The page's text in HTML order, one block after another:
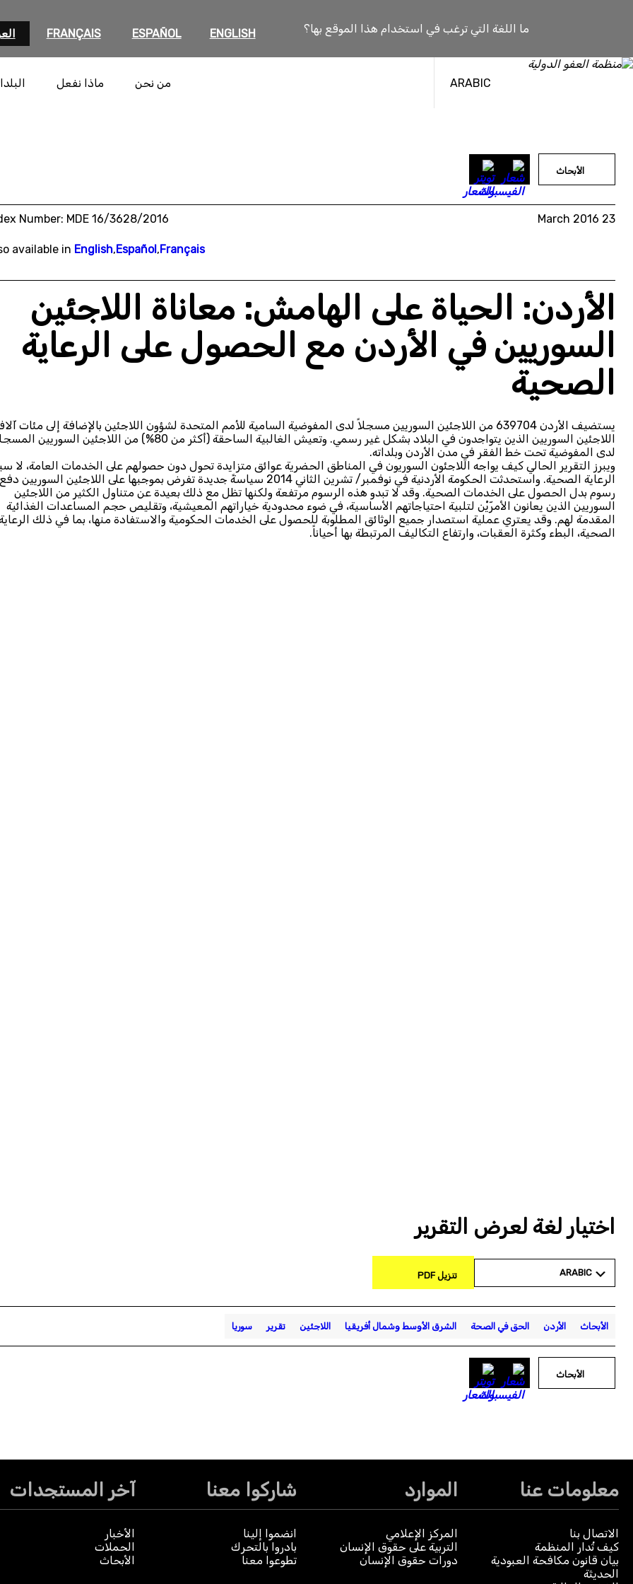
ما اللغة التي ترغب في استخدام هذا الموقع بها؟ ENGLISH
ESPAÑOL
FRANÇAIS
ARABIC من نحن ماذا نفعل
الأبحاث
23 March 2016
Number: MDE 16/3628/2016
available in English,Español,Français
الأردن: الحياة على الهامش: معاناة اللاجئين
السوريين في الأردن مع الحصول على الرعاية
الصحية
يستضيف الأردن 639704 من اللاجئين السوريين مسجلاً لدى المفوضية السامية للأمم المتحدة لشؤون اللاجئين بالإضافة إلى مئات
اللاجئين السوريين الذين يتواجدون في البلاد بشكل غير رسمي. وتعيش الغالبية الساحقة (أكثر من 80%) من اللاجئين
لدى المفوضية تحت خط الفقر في مدن الأردن وبلداته.
ويبرز التقرير الحالي كيف يواجه اللاجئون السوريون في المناطق الحضرية عوائق متزايدة تحول دون حصولهم على الخدمات العامة، لا
الرعاية الصحية. واستحدثت الحكومة الأردنية في نوفمبر/ تشرين الثاني 2014 سياسةً جديدة تفرض بموجبها على اللاجئين السوريين دفع
رسوم بدل الحصول على الخدمات الصحية. وقد لا تبدو هذه الرسوم مرتفعة ولكنها تظل مع ذلك بعيدة عن متناول الكثير من اللاجئين
السوريين الذين يعانون الأمرّيْن لتلبية احتياجاتهم الأساسية، في ضوء محدودية خياراتهم المعيشية، وتقليص حجم المساعدات الغذائية
المقدمة لهم. وقد يعتري عملية استصدار جميع الوثائق المطلوبة للحصول على الخدمات الحكومية والاستفادة منها، بما في ذلك
الصحية، البطء وكثرة العقبات، وارتفاع التكاليف المرتبطة بها أحياناً.
اختيار لغة لعرض التقرير
ARABIC تنزيل PDF
الأبحاث الأردن الحق في الصحة الشرق الأوسط وشمال أفريقيا اللاجئين تقرير سوريا
الأبحاث
معلومات عنا
الاتصال بنا
كيف تُدار المنظمة
بيان قانون مكافحة العبودية
الحديثة
الموارد
المركز الإعلامي
التربية على حقوق الإنسان
دورات حقوق الإنسان
شاركوا معنا
انضموا إلينا
بادروا بالتحرك
تطوعوا معنا
آخر المستجدات
الأخبار
الحملات
الأبحاث